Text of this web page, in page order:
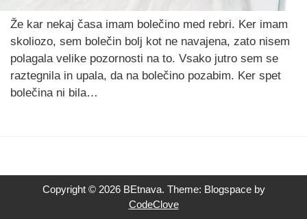
Že kar nekaj časa imam bolečino med rebri. Ker imam
skoliozo, sem bolečin bolj kot ne navajena, zato nisem
polagala velike pozornosti na to. Vsako jutro sem se
raztegnila in upala, da na bolečino pozabim. Ker spet
bolečina ni bila…
Copyright © 2026 BEtnava. Theme: Blogspace by
CodeClove